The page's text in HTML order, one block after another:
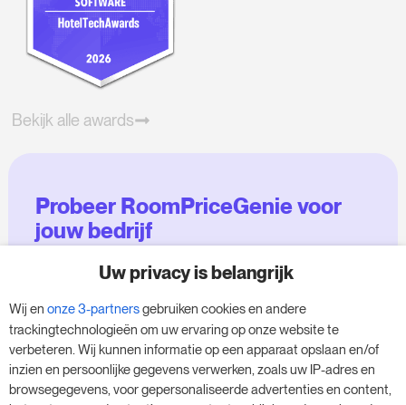
Bekijk alle awards
Probeer RoomPriceGenie voor
jouw bedrijf
Maak gebruik van onze 14-daagse proefversie
en geef je bedrijf een boost - zonder
verplichtingen.
Boek een afspraak om je gratis proefperiode
van 14 dagen te starten.
Uw privacy is belangrijk
Wij en onze 3-partnersgebruiken cookies en andere
trackingtechnologieën om uw ervaring op onze website te
verbeteren. Wij kunnen informatie op een apparaat opslaan en/of
inzien en persoonlijke gegevens verwerken, zoals uw IP-adres en
browsegegevens, voor gepersonaliseerde advertenties en content,